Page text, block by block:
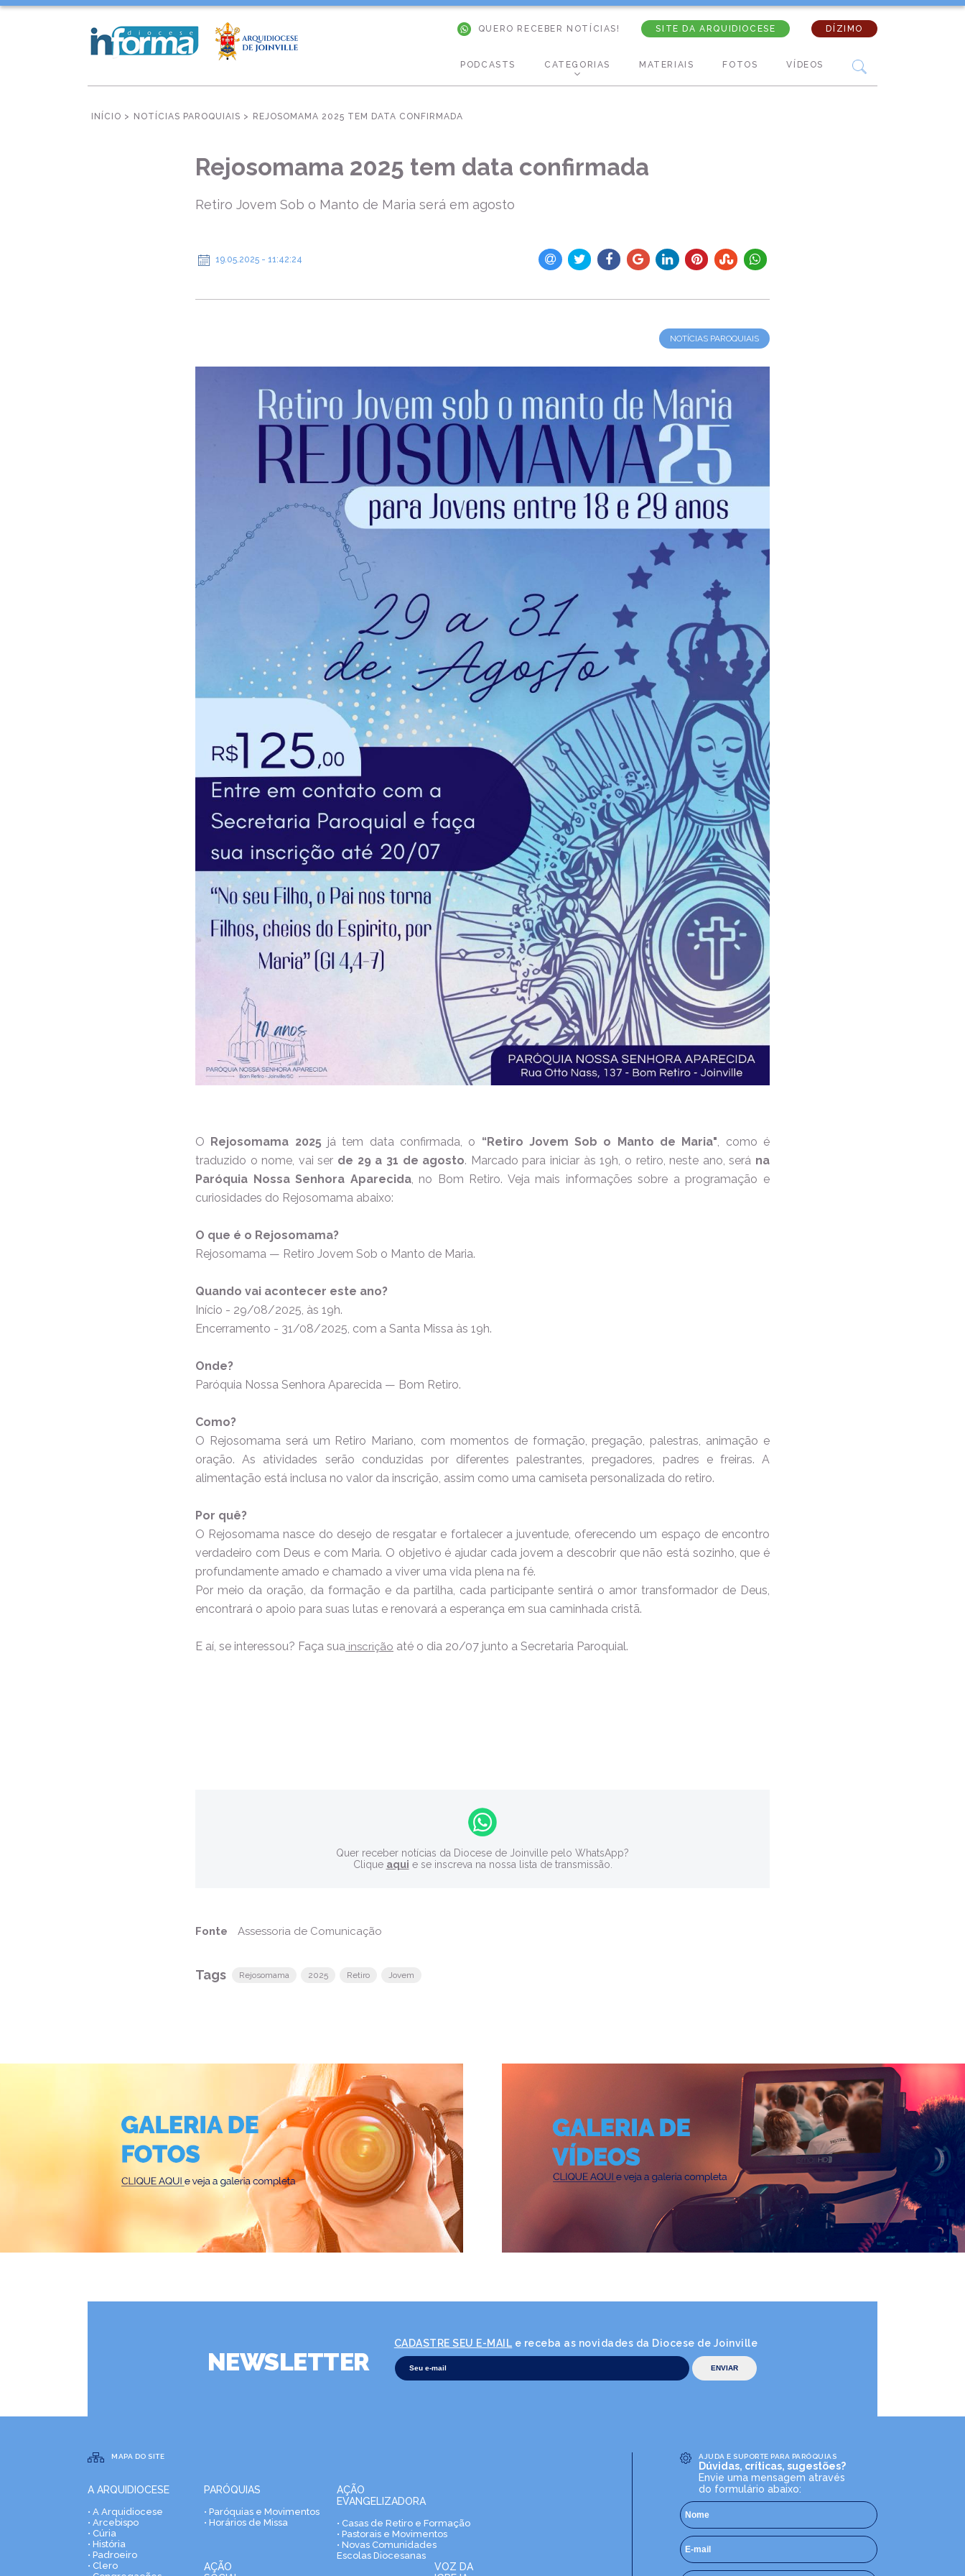
DÍZIMO
SITE DA ARQUIDIOCESE
QUERO RECEBER NOTÍCIAS!
VÍDEOS
FOTOS
MATERIAIS
CATEGORIAS
PODCASTS
INÍCIO > NOTÍCIAS PAROQUIAIS > REJOSOMAMA 2025 TEM DATA CONFIRMADA
Rejosomama 2025 tem data confirmada
Retiro Jovem Sob o Manto de Maria será em agosto
19.05.2025 - 11:42:24
NOTÍCIAS PAROQUIAIS
O Rejosomama 2025 já tem data confirmada, o “Retiro Jovem Sob o Manto de Maria", como é
traduzido o nome, vai ser de 29 a 31 de agosto. Marcado para iniciar às 19h, o retiro, neste ano, será na
Paróquia Nossa Senhora Aparecida, no Bom Retiro. Veja mais informações sobre a programação e
curiosidades do Rejosomama abaixo:
O que é o Rejosomama?
Rejosomama — Retiro Jovem Sob o Manto de Maria.
Quando vai acontecer este ano?
Início - 29/08/2025, às 19h.
Encerramento - 31/08/2025, com a Santa Missa às 19h.
Onde?
Paróquia Nossa Senhora Aparecida — Bom Retiro.
Como?
O Rejosomama será um Retiro Mariano, com momentos de formação, pregação, palestras, animação e
oração. As atividades serão conduzidas por diferentes palestrantes, pregadores, padres e freiras. A
alimentação está inclusa no valor da inscrição, assim como uma camiseta personalizada do retiro.
Por quê?
O Rejosomama nasce do desejo de resgatar e fortalecer a juventude, oferecendo um espaço de encontro
verdadeiro com Deus e com Maria. O objetivo é ajudar cada jovem a descobrir que não está sozinho, que é
profundamente amado e chamado a viver uma vida plena na fé.
Por meio da oração, da formação e da partilha, cada participante sentirá o amor transformador de Deus,
encontrará o apoio para suas lutas e renovará a esperança em sua caminhada cristã.
E aí, se interessou? Faça sua inscrição até o dia 20/07 junto a Secretaria Paroquial.
Quer receber notícias da Diocese de Joinville pelo WhatsApp?
Clique aqui e se inscreva na nossa lista de transmissão.
Fonte Assessoria de Comunicação
Tags Rejosomama 2025 Retiro Jovem
NEWSLETTER
CADASTRE SEU E-MAIL e receba as novidades da Diocese de Joinville
MAPA DO SITE
A ARQUIDIOCESE
• A Arquidiocese
• Arcebispo
• Cúria
• História
• Padroeiro
• Clero
PARÓQUIAS
• Paróquias e Movimentos
• Horários de Missa
AÇÃO
EVANGELIZADORA
• Casas de Retiro e Formação
• Pastorais e Movimentos
• Novas Comunidades
Escolas Diocesanas
AÇÃO
VOZ DA
AJUDA E SUPORTE PARA PARÓQUIAS
Dúvidas, críticas, sugestões?
Envie uma mensagem através
do formulário abaixo: